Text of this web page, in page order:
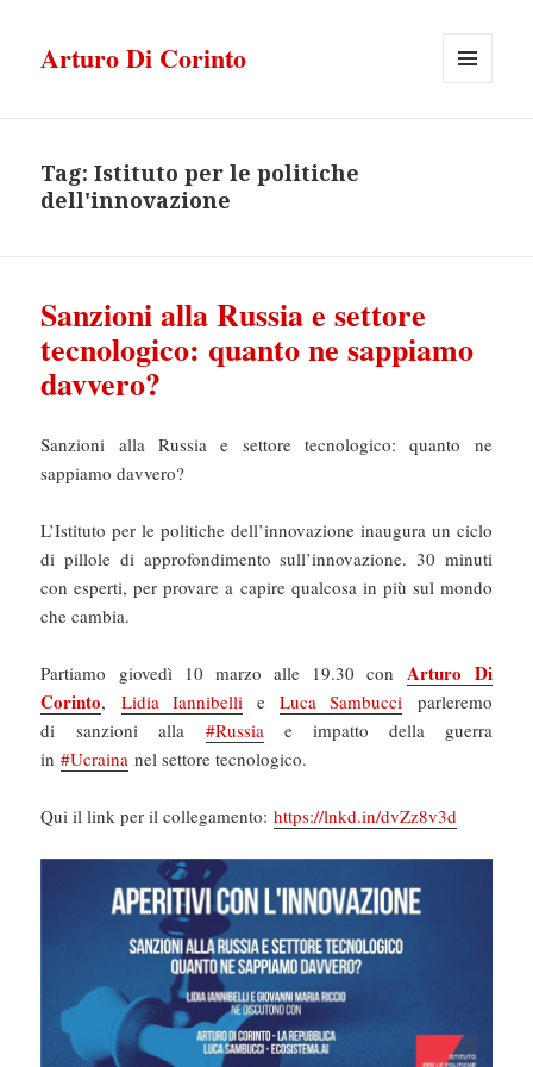
Arturo Di Corinto
Tag:Istituto per le politiche
dell'innovazione
Sanzioni alla Russia e settore
tecnologico: quanto ne sappiamo
davvero?
Sanzioni alla Russia e settore tecnologico: quanto ne
sappiamo davvero?
L’Istituto per le politiche dell’innovazione inaugura un ciclo
di pillole di approfondimento sull’innovazione. 30 minuti
con esperti, per provare a capire qualcosa in più sul mondo
che cambia.
Partiamo giovedì 10 marzo alle 19.30 conArturo Di
Corinto, Lidia IannibellieLuca Sambucci parleremo
di sanzioni alla #Russiae impatto della guerra
in#Ucraina nel settore tecnologico.
Qui il link per il collegamento:https://lnkd.in/dvZz8v3d